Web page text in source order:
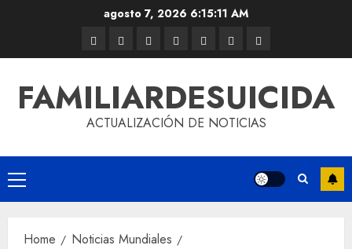
agosto 7, 2026 6:15:11 AM
FAMILIARDESUICIDA
ACTUALIZACIÓN DE NOTICIAS
Home
Noticias Mundiales